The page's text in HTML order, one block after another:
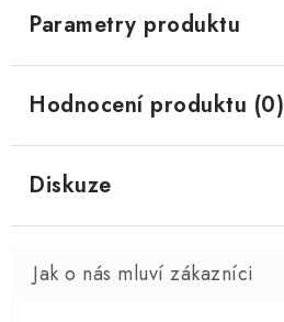
Parametry produktu
Hodnocení produktu (0)
Diskuze